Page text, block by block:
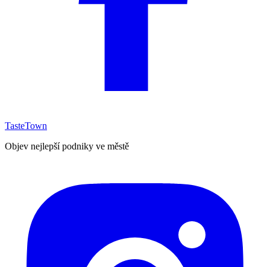
TasteTown
Objev nejlepší podniky ve městě